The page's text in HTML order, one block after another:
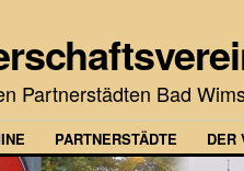
Partnerstädten Bad
PARTNERSTÄDTE DER